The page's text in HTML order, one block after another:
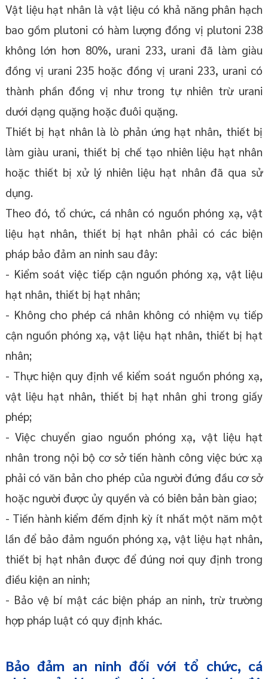
Vật liệu hạt nhân là vật liệu có khả năng phân hạch
bao gồm plutoni có hàm lượng đồng vị plutoni 238
không lớn hơn 80%, urani 233, urani đã làm giàu
đồng vị urani 235 hoặc đồng vị urani 233, urani có
thành phần đồng vị như trong tự nhiên trừ urani
dưới dạng quặng hoặc đuôi quặng.
Thiết bị hạt nhân là lò phản ứng hạt nhân, thiết bị
làm giàu urani, thiết bị chế tạo nhiên liệu hạt nhân
hoặc thiết bị xử lý nhiên liệu hạt nhân đã qua sử
dụng.
Theo đó, tổ chức, cá nhân có nguồn phóng xạ, vật
liệu hạt nhân, thiết bị hạt nhân phải có các biện
pháp bảo đảm an ninh sau đây:
- Kiểm soát việc tiếp cận nguồn phóng xạ, vật liệu
hạt nhân, thiết bị hạt nhân;
- Không cho phép cá nhân không có nhiệm vụ tiếp
cận nguồn phóng xạ, vật liệu hạt nhân, thiết bị hạt
nhân;
- Thực hiện quy định về kiểm soát nguồn phóng xạ,
vật liệu hạt nhân, thiết bị hạt nhân ghi trong giấy
phép;
- Việc chuyển giao nguồn phóng xạ, vật liệu hạt
nhân trong nội bộ cơ sở tiến hành công việc bức xạ
phải có văn bản cho phép của người đứng đầu cơ sở
hoặc người được ủy quyền và có biên bản bàn giao;
- Tiến hành kiểm đếm định kỳ ít nhất một năm một
lần để bảo đảm nguồn phóng xạ, vật liệu hạt nhân,
thiết bị hạt nhân được để đúng nơi quy định trong
điều kiện an ninh;
- Bảo vệ bí mật các biện pháp an ninh, trừ trường
hợp pháp luật có quy định khác.
Bảo đảm an ninh đối với tổ chức, cá